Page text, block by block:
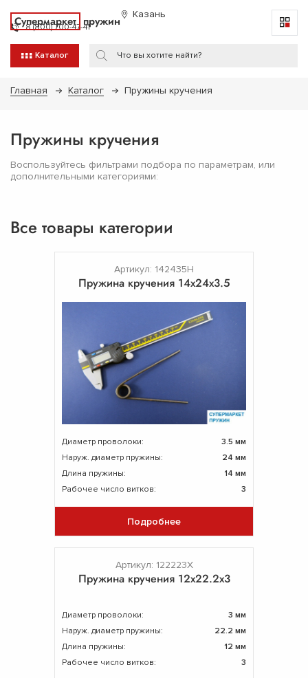
Супермаркет пружин Казань
8 (800) 700-47-41
Каталог
Главная Каталог Пружины кручения
Пружины кручения
Воспользуйтесь фильтрами подбора по параметрам, или
дополнительными категориями:
Все товары категории
Артикул: 142435Н
Пружина кручения 14х24х3.5
Диаметр проволоки:
3.5 мм
Наруж. диаметр пружины:
24 мм
Длина пружины:
14 мм
Рабочее число витков:
3
Подробнее
Артикул: 122223Х
Пружина кручения 12х22.2х3
Диаметр проволоки:
3 мм
Наруж. диаметр пружины:
22.2 мм
Длина пружины:
12 мм
Рабочее число витков:
3